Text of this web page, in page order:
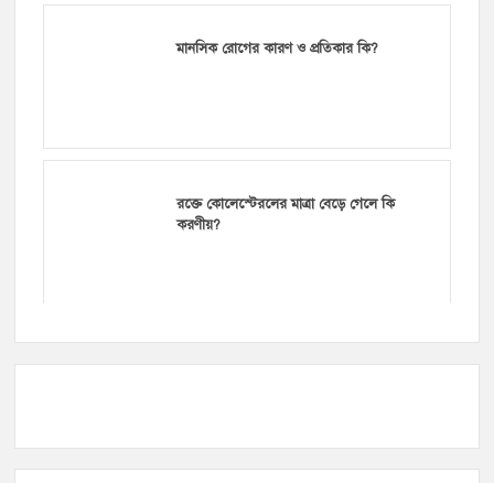
মানসিক রোগের কারণ ও প্রতিকার কি?
রক্তে কোলেস্টেরলের মাত্রা বেড়ে গেলে কি
করণীয়?